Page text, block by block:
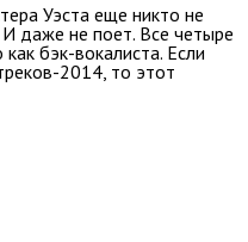
Уэста еще никто не
И даже не поет. Все четыре
бэк-вокалиста. Если
2014, то этот